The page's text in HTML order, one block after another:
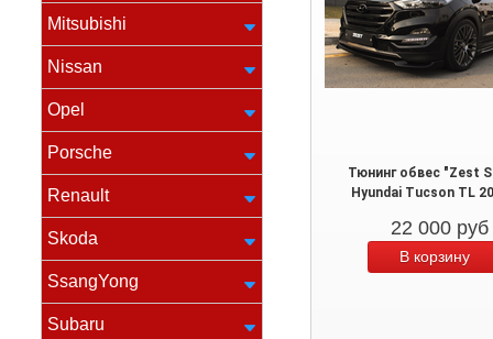
Mitsubishi
Nissan
Opel
Porsche
Renault
Skoda
SsangYong
Subaru
Тюнинг обвес "Zest
Hyundai Tucson TL
22 000 руб